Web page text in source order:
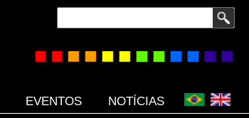
EVENTOS NOTÍCIAS